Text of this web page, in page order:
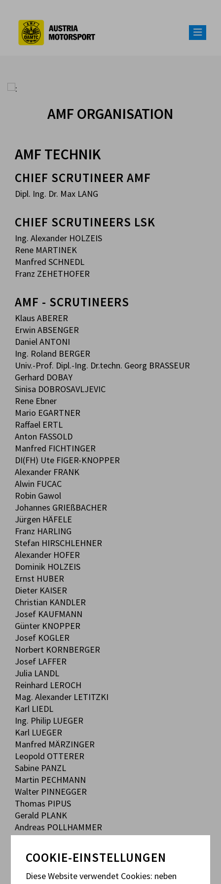
AMF ORGANISATION
AMF TECHNIK
CHIEF SCRUTINEER AMF
Dipl. Ing. Dr. Max LANG
CHIEF SCRUTINEERS LSK
Ing. Alexander HOLZEIS
Rene MARTINEK
Manfred SCHNEDL
Franz ZEHETHOFER
AMF - SCRUTINEERS
Klaus ABERER
Erwin ABSENGER
Daniel ANTONI
Ing. Roland BERGER
Univ.-Prof. Dipl.-Ing. Dr.techn. Georg BRASSEUR
Gerhard DOBAY
Sinisa DOBROSAVLJEVIC
Rene Ebner
Mario EGARTNER
Raffael ERTL
Anton FASSOLD
Manfred FICHTINGER
DI(FH) Ute FIGER-KNOPPER
Alexander FRANK
Alwin FUCAC
Robin Gawol
Johannes GRIEßBACHER
Jürgen HÄFELE
Franz HARLING
Stefan HIRSCHLEHNER
Alexander HOFER
Dominik HOLZEIS
Ernst HUBER
Dieter KAISER
Christian KANDLER
Josef KAUFMANN
Günter KNOPPER
Josef KOGLER
Norbert KORNBERGER
Josef LAFFER
Julia LANDL
Reinhard LEROCH
Mag. Alexander LETITZKI
Karl LIEDL
Ing. Philip LUEGER
Karl LUEGER
Manfred MÄRZINGER
Leopold OTTERER
Sabine PANZL
Martin PECHMANN
Walter PINNEGGER
Thomas PIPUS
Gerald PLANK
Andreas POLLHAMMER
Robert RIEGER
Ralph RITZBERGER
Bettina ROPIN
Horst RUSS
COOKIE-EINSTELLUNGEN
Diese Website verwendet Cookies: neben